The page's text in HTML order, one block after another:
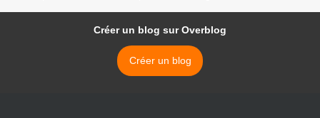
Créer un blog sur Overblog
Créer un blog